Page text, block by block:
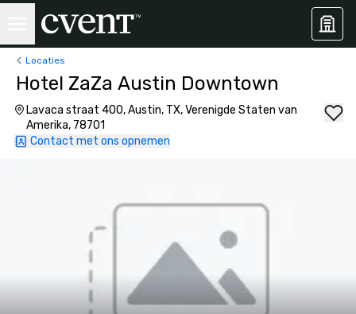
Locaties
Hotel ZaZa Austin Downtown
Lavaca straat 400, Austin, TX, Verenigde Staten van
Amerika, 78701
Contact met ons opnemen